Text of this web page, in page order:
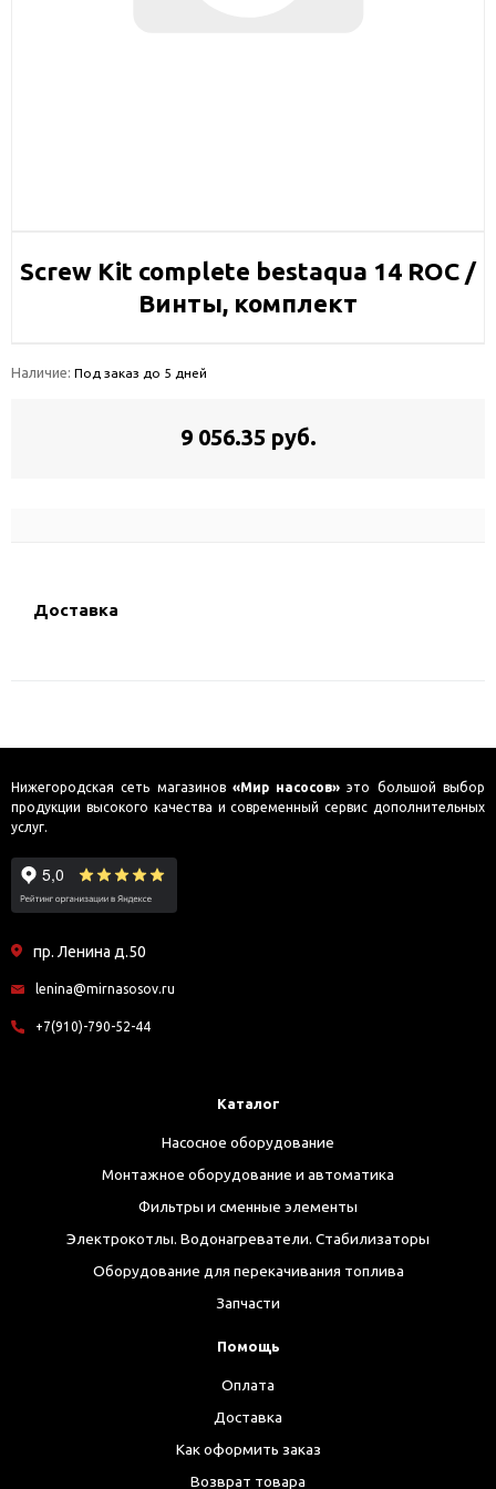
Screw Kit complete bestaqua 14 ROC /
Винты, комплект
Наличие: Под заказ до 5 дней
9 056.35 руб.
Доставка
Нижегородская сеть магазинов «Мир насосов» это большой выбор
продукции высокого качества и современный сервис дополнительных
услуг.
пр. Ленина д.50
lenina@mirnasosov.ru
+7(910)-790-52-44
Каталог
Насосное оборудование
Монтажное оборудование и автоматика
Фильтры и сменные элементы
Электрокотлы. Водонагреватели. Стабилизаторы
Оборудование для перекачивания топлива
Запчасти
Помощь
Оплата
Доставка
Как оформить заказ
Возврат товара